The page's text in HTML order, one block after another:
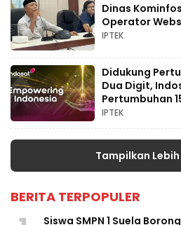
Dinas
Operator
IPTEK
Didukung
Dua Digit,
Pertumbuhan
IPTEK
Tampilkan
BERITA TERPOPULER
Siswa SMPN 1 Suela